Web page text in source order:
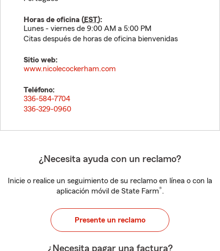
Horas de oficina (EST):
Lunes - viernes de 9:00 AM a 5:00 PM
Citas después de horas de oficina bienvenidas
Sitio web:
www.nicolecockerham.com
Teléfono:
336-584-7704
336-329-0960
¿Necesita ayuda con un reclamo?
Inicie o realice un seguimiento de su reclamo en línea o con la
aplicación móvil de State Farm®.
Presente un reclamo
¿Necesita pagar una factura?